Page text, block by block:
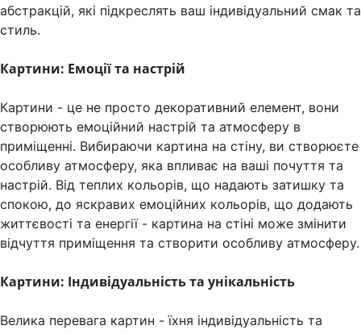
абстракцій, які підкреслять ваш індивідуальний смак та
стиль.
Картини: Емоції та настрій
Картини - це не просто декоративний елемент, вони
створюють емоційний настрій та атмосферу в
приміщенні. Вибираючи картина на стіну, ви створюєте
особливу атмосферу, яка впливає на ваші почуття та
настрій. Від теплих кольорів, що надають затишку та
спокою, до яскравих емоційних кольорів, що додають
життєвості та енергії - картина на стіні може змінити
відчуття приміщення та створити особливу атмосферу.
Картини: Індивідуальність та унікальність
Велика перевага картин - їхня індивідуальність та